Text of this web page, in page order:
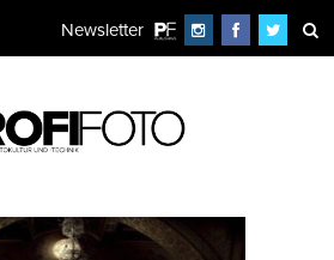
Newsletter